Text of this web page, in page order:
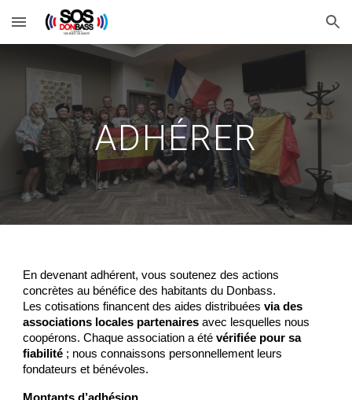
Skip to main content Skip to navigation
ADHÉRER
En devenant adhérent, vous soutenez des actions
concrètes au bénéfice des habitants du Donbass.
Les cotisations financent des aides distribuéesvia des
associations locales partenaires avec lesquelles nous
coopérons. Chaque association a étévérifiée pour sa
fiabilité ; nous connaissons personnellement leurs
fondateurs et bénévoles.